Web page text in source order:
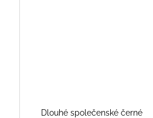
Dlouhé společenské černé